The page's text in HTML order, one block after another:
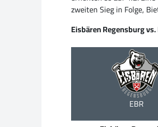
zweiten Sieg in Folge,
Eisbären Regensburg
EBR